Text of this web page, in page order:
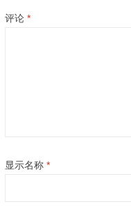
评论 *
显示名称 *